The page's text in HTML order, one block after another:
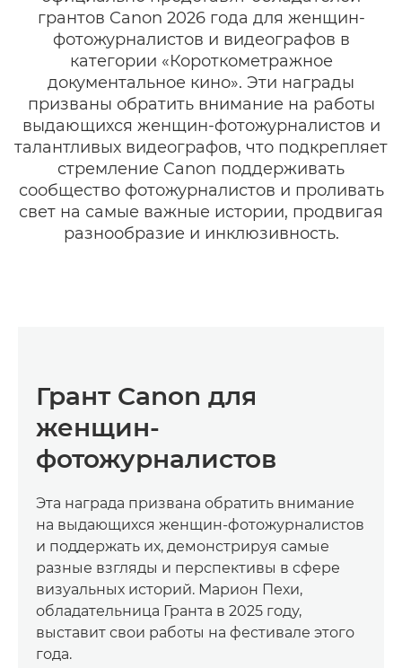
грантов Canon 2026 года для женщин-
фотожурналистов и видеографов в
категории «Короткометражное
документальное кино». Эти награды
призваны обратить внимание на работы
выдающихся женщин-фотожурналистов и
талантливых видеографов, что подкрепляет
стремление Canon поддерживать
сообщество фотожурналистов и проливать
свет на самые важные истории, продвигая
разнообразие и инклюзивность.
Грант Canon для
женщин-
фотожурналистов
Эта награда призвана обратить внимание
на выдающихся женщин-фотожурналистов
и поддержать их, демонстрируя самые
разные взгляды и перспективы в сфере
визуальных историй. Марион Пехи,
обладательница Гранта в 2025 году,
выставит свои работы на фестивале этого
года.